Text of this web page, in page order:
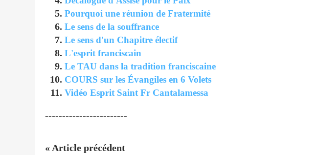
Pourquoi une réunion de Fratermité
Le sens de la souffrance
Le sens d'un Chapitre électif
L'esprit franciscain
Le TAU dans la tradition franciscaine
COURS sur les Évangiles en 6 Volets
Vidéo Esprit Saint Fr Cantalamessa
------------------------
« Article précédent